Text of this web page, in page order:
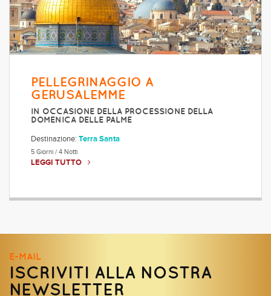
PELLEGRINAGGIO A
GERUSALEMME
IN OCCASIONE DELLA PROCESSIONE DELLA
DOMENICA DELLE PALME
Destinazione: Terra Santa
5 Giorni / 4 Notti
LEGGI TUTTO
E-MAIL
ISCRIVITI ALLA NOSTRA
NEWSLETTER